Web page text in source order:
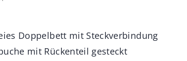
Doppelbett mit Steckverbindung
mit Rückenteil gesteckt